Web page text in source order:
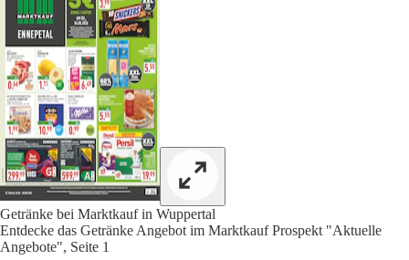
Getränke bei Marktkauf in Wuppertal
Entdecke das Getränke Angebot im Marktkauf Prospekt "Aktuelle
Angebote", Seite 1